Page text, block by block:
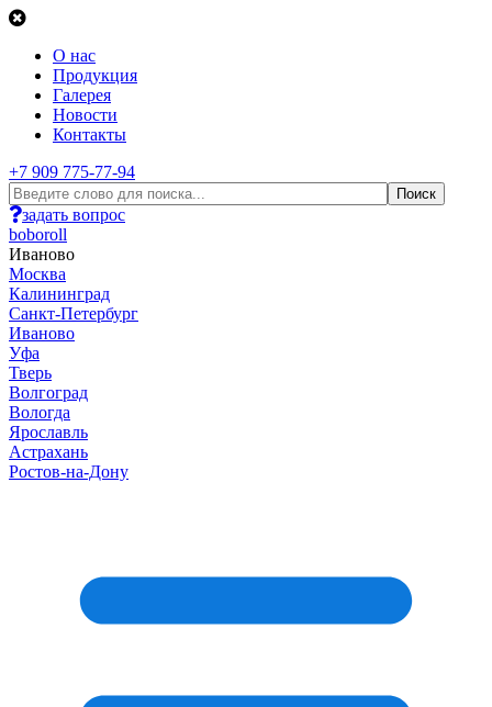
О нас
Продукция
Галерея
Новости
Контакты
+7 909 775-77-94
задать вопрос
boboroll
Иваново
Москва
Калининград
Санкт-Петербург
Иваново
Уфа
Тверь
Волгоград
Вологда
Ярославль
Астрахань
Ростов-на-Дону